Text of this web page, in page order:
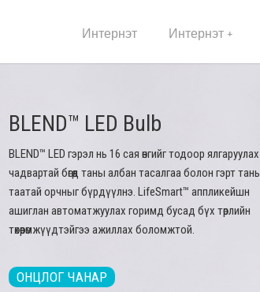
Интернэт Интернэт +
BLEND™ LED Bulb
BLEND™ LED гэрэл нь 16 сая өнгийг тодоор ялгаруулах
чадвартай бөгөөд таны албан тасалгаа болон гэрт тань
таатай орчныг бүрдүүлнэ. LifeSmart™ аппликейшн
ашиглан автоматжуулах горимд бусад бүх төрлийн
төхөөрөмжүүдтэйгээ ажиллах боломжтой.
ОНЦЛОГ ЧАНАР